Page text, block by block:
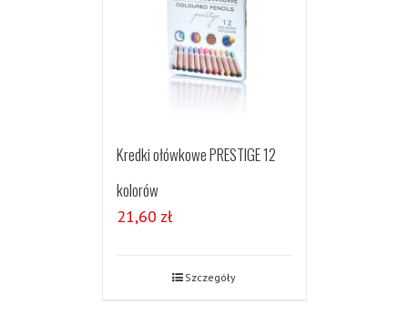
Kredki ołówkowe PRESTIGE 12
kolorów
21,60 zł
Szczegóły